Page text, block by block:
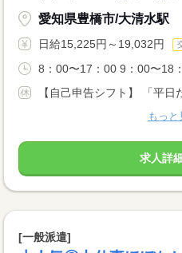
愛知県豊橋市/大清水駅
日給15,225円～19,032円
8：00〜17：00 9：00〜18
【自己申告シフト】 「平日
もっと
求人詳
[一般派遣]